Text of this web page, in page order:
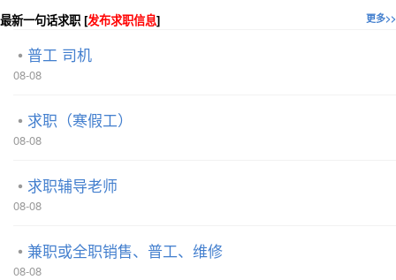
更多>>
最新一句话求职 [发布求职信息]
普工 司机
08-08
求职（寒假工）
08-08
求职辅导老师
08-08
兼职或全职销售、普工、维修
08-08